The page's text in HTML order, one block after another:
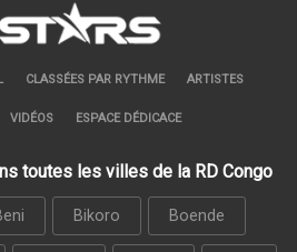
CLASSÉES PAR RYTHME ARTISTES
VIDÉOS ESPACE DÉDICACE
toutes les villes de la RD Congo
Bikoro Boende